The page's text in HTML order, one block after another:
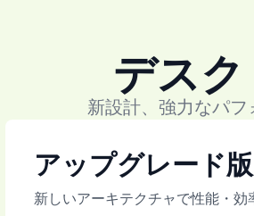
デス
新設計、強力なパ
アップグレード版
新しいアーキテクチャで性能・効